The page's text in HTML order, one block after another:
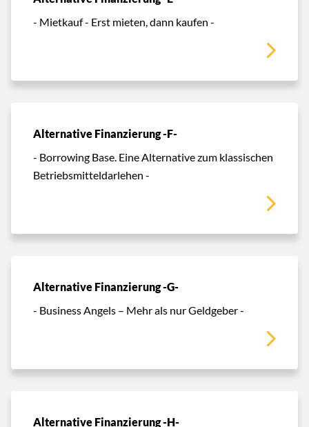
- Mietkauf - Erst mieten, dann kaufen -
Alternative Finanzierung -F-
- Borrowing Base. Eine Alternative zum klassischen
Betriebsmitteldarlehen -
Alternative Finanzierung -G-
- Business Angels – Mehr als nur Geldgeber -
Alternative Finanzierung -H-